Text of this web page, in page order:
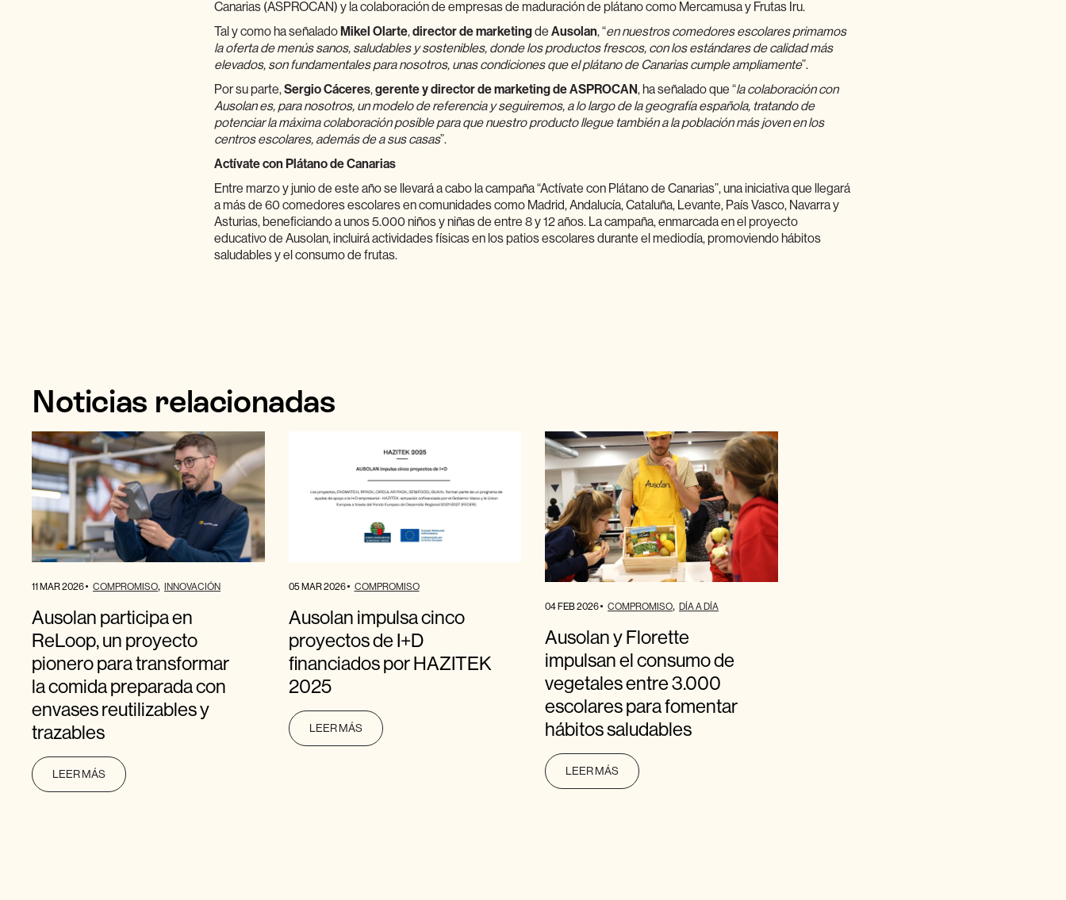
Canarias (ASPROCAN) y la colaboración de empresas de maduración de plátano como Mercamusa y Frutas Iru.
Tal y como ha señalado Mikel Olarte,director de marketingde Ausolan, “en nuestros comedores escolares primamos
la oferta de menús sanos, saludables y sostenibles, donde los productos frescos, con los estándares de calidad más
elevados, son fundamentales para nosotros, unas condiciones que el plátano de Canarias cumple ampliamente”.
Por su parte,Sergio Cáceres,gerente y director de marketing de ASPROCAN, ha señalado que “la colaboración con
Ausolan es, para nosotros, un modelo de referencia y seguiremos, a lo largo de la geografía española, tratando de
potenciar la máxima colaboración posible para que nuestro producto llegue también a la población más joven en los
centros escolares, además de a sus casas”.
Actívate con Plátano de Canarias
Entre marzo y junio de este año se llevará a cabo la campaña “Actívate con Plátano de Canarias”, una iniciativa que llegará
a más de 60 comedores escolares en comunidades como Madrid, Andalucía, Cataluña, Levante, País Vasco, Navarra y
Asturias, beneficiando a unos 5.000 niños y niñas de entre 8 y 12 años. La campaña, enmarcada en el proyecto
educativo de Ausolan, incluirá actividades físicas en los patios escolares durante el mediodía, promoviendo hábitos
saludables y el consumo de frutas.
Noticias relacionadas
11 MAR 2026 COMPROMISO INNOVACIÓN
Ausolan participa en
ReLoop, un proyecto
pionero para transformar
la comida preparada con
envases reutilizables y
trazables
LEER MÁS
05 MAR 2026 COMPROMISO
Ausolan impulsa cinco
proyectos de I+D
financiados por HAZITEK
2025
LEER MÁS
04 FEB 2026 COMPROMISO DÍA A DÍA
Ausolan y Florette
impulsan el consumo de
vegetales entre 3.000
escolares para fomentar
hábitos saludables
LEER MÁS